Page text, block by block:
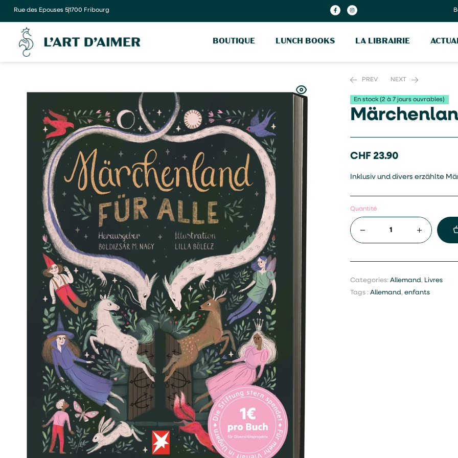
Rue des Epouses 51700 Fribourg
BOUTIQUE LUNCH BOOKS LA LIBRAIRIE
PREV NEXT
En stock (2 à 7 jours ouvrables)
CHF 23.90
Inklusiv und divers erzählte
Quantité
Categories: Allemand, Livres
Tags : Allemand, enfants